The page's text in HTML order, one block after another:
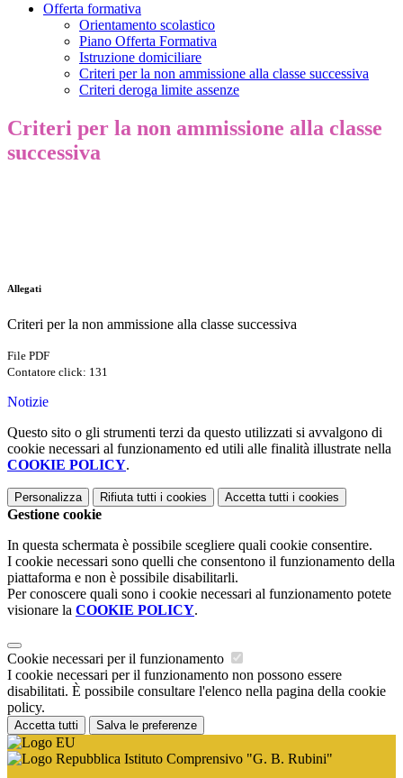
Offerta formativa
Orientamento scolastico
Piano Offerta Formativa
Istruzione domiciliare
Criteri per la non ammissione alla classe successiva
Criteri deroga limite assenze
Criteri per la non ammissione alla classe
successiva
Allegati
Criteri per la non ammissione alla classe successiva
File PDF
Contatore click: 131
Notizie
Questo sito o gli strumenti terzi da questo utilizzati si avvalgono di
cookie necessari al funzionamento ed utili alle finalità illustrate nella
COOKIE POLICY.
Personalizza Rifiuta tutti i cookies Accetta tutti i cookies
Gestione cookie
In questa schermata è possibile scegliere quali cookie consentire.
I cookie necessari sono quelli che consentono il funzionamento della
piattaforma e non è possibile disabilitarli.
Per conoscere quali sono i cookie necessari al funzionamento potete
visionare la COOKIE POLICY.
Cookie necessari per il funzionamento
I cookie necessari per il funzionamento non possono essere
disabilitati. È possibile consultare l'elenco nella pagina della cookie
policy.
Accetta tutti Salva le preferenze
Istituto Comprensivo "G. B. Rubini"